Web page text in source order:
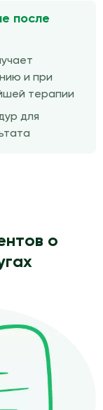
после
и при
терапии
для
о